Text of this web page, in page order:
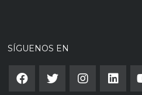
SÍGUENOS EN